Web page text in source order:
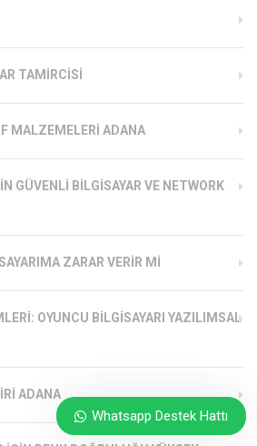
TAMIRCISI
MALZEMELERI ADANA
GÜVENLI BILGISAYAR VE NETWORK
ZARAR VERIR MI
OYUNCU BILGISAYARI YAZILIMSAL
ADANA
Whatsapp Destek Hattı